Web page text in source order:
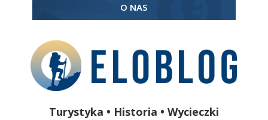
O NAS
Turystyka • Historia • Wycieczki